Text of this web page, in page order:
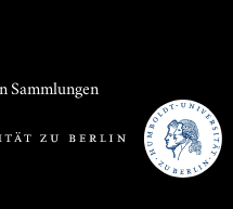
Sammlungen